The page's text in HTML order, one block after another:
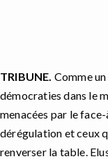
TRIBUNE. Comme
démocraties dans le
menacées par le
dérégulation et ceux
renverser la table.